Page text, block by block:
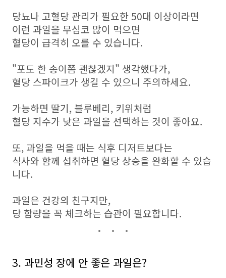
당뇨나 고혈당 관리가 필요한 50대 이상이라면
이런 과일을 무심코 많이 먹으면
혈당이 급격히 오를 수 있습니다.
"포도 한 송이쯤 괜찮겠지" 생각했다가,
혈당 스파이크가 생길 수 있으니 주의하세요.
가능하면 딸기, 블루베리, 키위처럼
혈당 지수가 낮은 과일을 선택하는 것이 좋아요.
또, 과일을 먹을 때는 식후 디저트보다는
식사와 함께 섭취하면 혈당 상승을 완화할 수 있습
니다.
과일은 건강의 친구지만,
당 함량을 꼭 체크하는 습관이 필요합니다.
3. 과민성 장에 안 좋은 과일은?